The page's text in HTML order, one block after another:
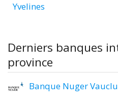
Yvelines
Derniers banques
province
Banque Nuger